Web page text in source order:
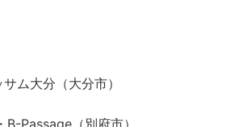
ム大分（大分市）